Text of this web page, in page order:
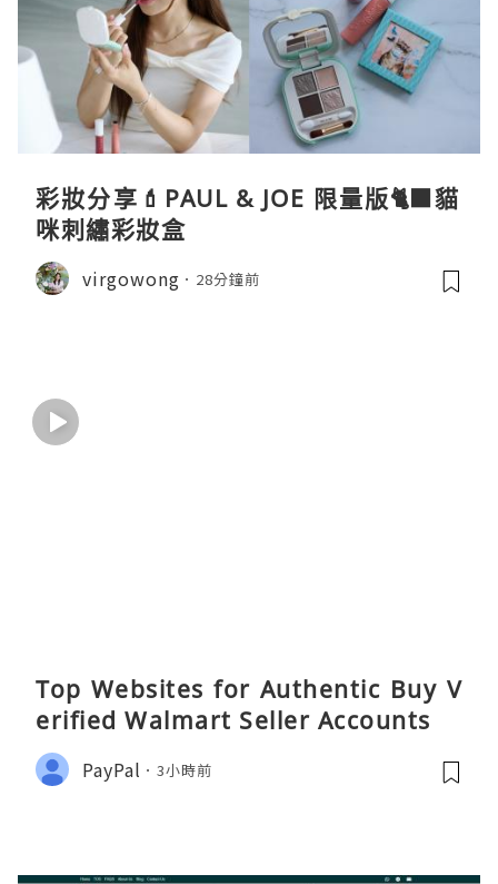
彩妝分享💄PAUL & JOE 限量版🐈‍⬛貓
咪刺繡彩妝盒
virgowong 28分鐘前
Top Websites for Authentic Buy V
erified Walmart Seller Accounts
PayPal 3小時前